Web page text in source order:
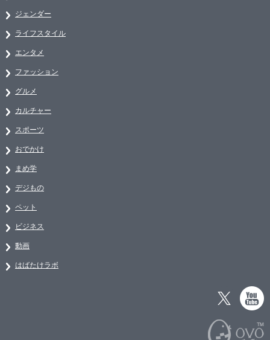
ジェンダー
ライフスタイル
エンタメ
ファッション
グルメ
カルチャー
スポーツ
おでかけ
まめ学
デジもの
ペット
ビジネス
動画
はばたけラボ